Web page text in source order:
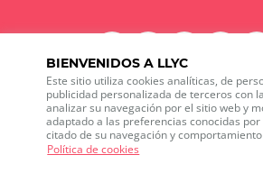
BIENVENIDOS A LLYC
Este sitio utiliza cookies analíticas, de
publicidad personalizada de terceros con
analizar su navegación por el sitio web y
adaptado a las preferencias conocidas por
citado de su navegación y
Política de cookies
LLYC © 2026 Todos los derechos reservados
ES EN
600 Brickell Avenue, Suite 2125 Miami,